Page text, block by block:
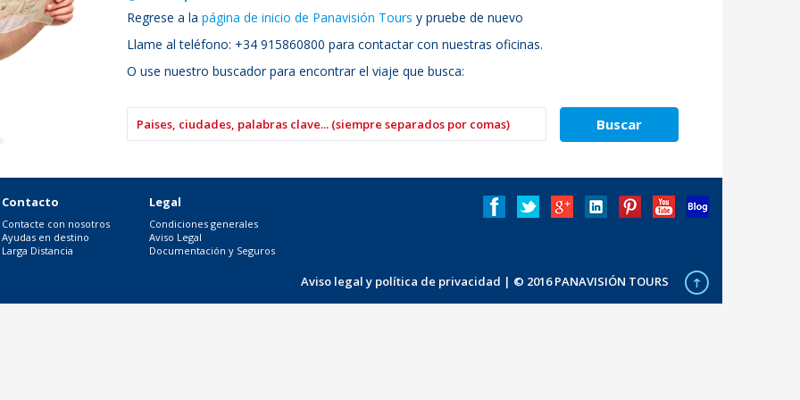
Regrese a la página de inicio de Panavisión Tours y pruebe de nuevo
Llame al teléfono: +34 915860800 para contactar con nuestras oficinas.
O use nuestro buscador para encontrar el viaje que busca:
Contacto
Contacte con nosotros
Ayudas en destino
Larga Distancia
Legal
Condiciones generales
Aviso Legal
Documentación y Seguros
Aviso legal y política de privacidad | © 2016 PANAVISIÓN TOURS